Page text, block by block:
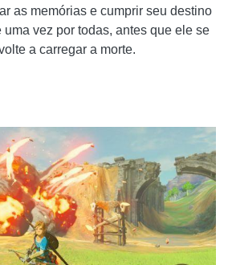
as memórias e cumprir seu destino
uma vez por todas, antes que ele se
a carregar a morte.